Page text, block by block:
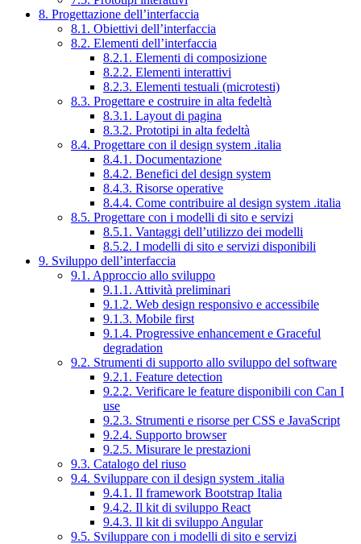
8. Progettazione dell’interfaccia
8.1. Obiettivi dell’interfaccia
8.2. Elementi dell’interfaccia
8.2.1. Elementi di composizione
8.2.2. Elementi interattivi
8.2.3. Elementi testuali (microtesti)
8.3. Progettare e costruire in alta fedeltà
8.3.1. Layout di pagina
8.3.2. Prototipi in alta fedeltà
8.4. Progettare con il design system .italia
8.4.1. Documentazione
8.4.2. Benefici del design system
8.4.3. Risorse operative
8.4.4. Come contribuire al design system .italia
8.5. Progettare con i modelli di sito e servizi
8.5.1. Vantaggi dell’utilizzo dei modelli
8.5.2. I modelli di sito e servizi disponibili
9. Sviluppo dell’interfaccia
9.1. Approccio allo sviluppo
9.1.1. Attività preliminari
9.1.2. Web design responsivo e accessibile
9.1.3. Mobile first
9.1.4. Progressive enhancement e Graceful
degradation
9.2. Strumenti di supporto allo sviluppo del software
9.2.1. Feature detection
9.2.2. Verificare le feature disponibili con Can I
use
9.2.3. Strumenti e risorse per CSS e JavaScript
9.2.4. Supporto browser
9.2.5. Misurare le prestazioni
9.3. Catalogo del riuso
9.4. Sviluppare con il design system .italia
9.4.1. Il framework Bootstrap Italia
9.4.2. Il kit di sviluppo React
9.4.3. Il kit di sviluppo Angular
9.5. Sviluppare con i modelli di sito e servizi